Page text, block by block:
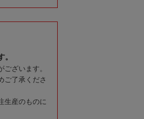
ざいます。
ご了承くださ
生産のものに